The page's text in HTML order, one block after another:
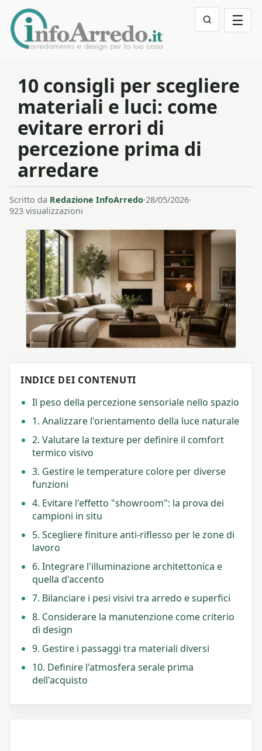
☰
10 consigli per scegliere
materiali e luci: come
evitare errori di
percezione prima di
arredare
Scritto da Redazione InfoArredo·28/05/2026·
923 visualizzazioni
INDICE DEI CONTENUTI
Il peso della percezione sensoriale nello spazio
1. Analizzare l'orientamento della luce naturale
2. Valutare la texture per definire il comfort
termico visivo
3. Gestire le temperature colore per diverse
funzioni
4. Evitare l'effetto "showroom": la prova dei
campioni in situ
5. Scegliere finiture anti-riflesso per le zone di
lavoro
6. Integrare l'illuminazione architettonica e
quella d'accento
7. Bilanciare i pesi visivi tra arredo e superfici
8. Considerare la manutenzione come criterio
di design
9. Gestire i passaggi tra materiali diversi
10. Definire l'atmosfera serale prima
dell'acquisto